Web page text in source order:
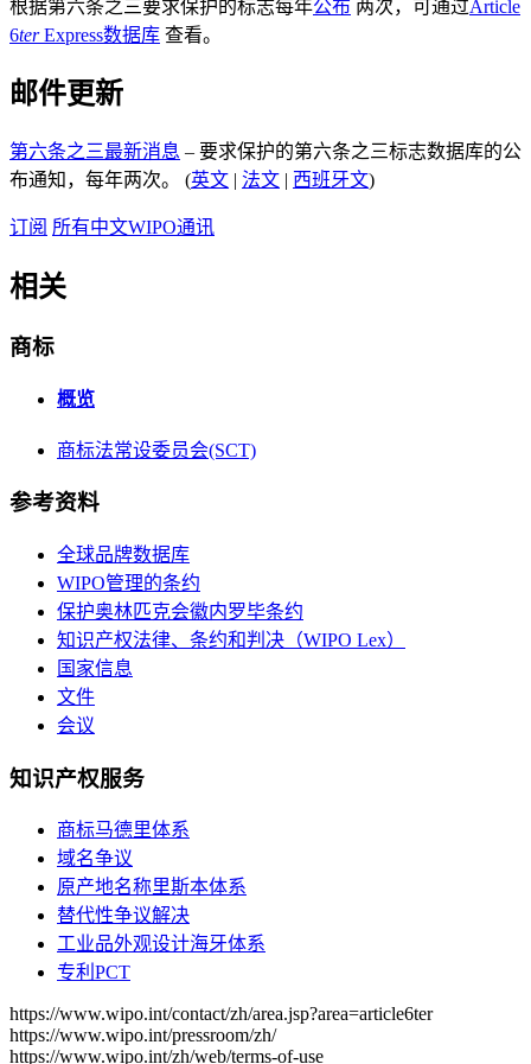
根据第六条之三要求保护的标志每年公布 两次，可通过Article
6terExpress数据库 查看。
邮件更新
第六条之三最新消息 – 要求保护的第六条之三标志数据库的公
布通知，每年两次。 (英文 | 法文 | 西班牙文)
订阅 所有中文WIPO通讯
相关
商标
概览
商标法常设委员会(SCT)
参考资料
全球品牌数据库
WIPO管理的条约
保护奥林匹克会徽内罗毕条约
知识产权法律、条约和判决（WIPO Lex）
国家信息
文件
会议
知识产权服务
商标马德里体系
域名争议
原产地名称里斯本体系
替代性争议解决
工业品外观设计海牙体系
专利PCT
https://www.wipo.int/contact/zh/area.jsp?area=article6ter
https://www.wipo.int/pressroom/zh/
https://www.wipo.int/zh/web/terms-of-use